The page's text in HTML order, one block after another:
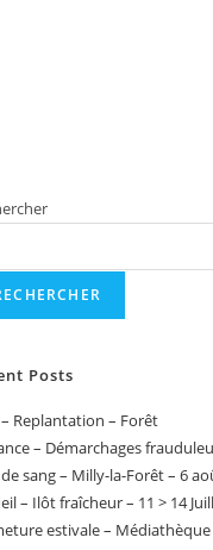
Posts
Replantation – Forêt
– Démarchages
sang – Milly-la-Forêt – 6
– Ilôt fraîcheur – 11 > 14
estivale – Médiathèque